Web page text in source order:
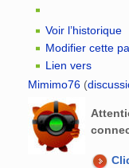
Voir l’historique
Modifier cette
Lien vers
Mimimo76 (